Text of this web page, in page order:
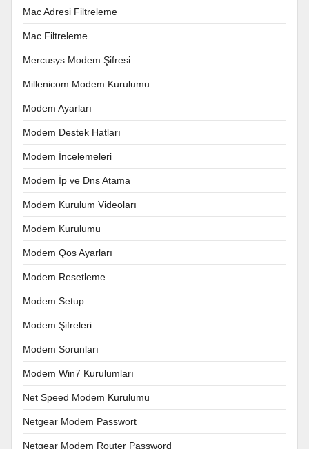
Mac Adresi Filtreleme
Mac Filtreleme
Mercusys Modem Şifresi
Millenicom Modem Kurulumu
Modem Ayarları
Modem Destek Hatları
Modem İncelemeleri
Modem İp ve Dns Atama
Modem Kurulum Videoları
Modem Kurulumu
Modem Qos Ayarları
Modem Resetleme
Modem Setup
Modem Şifreleri
Modem Sorunları
Modem Win7 Kurulumları
Net Speed Modem Kurulumu
Netgear Modem Passwort
Netgear Modem Router Password